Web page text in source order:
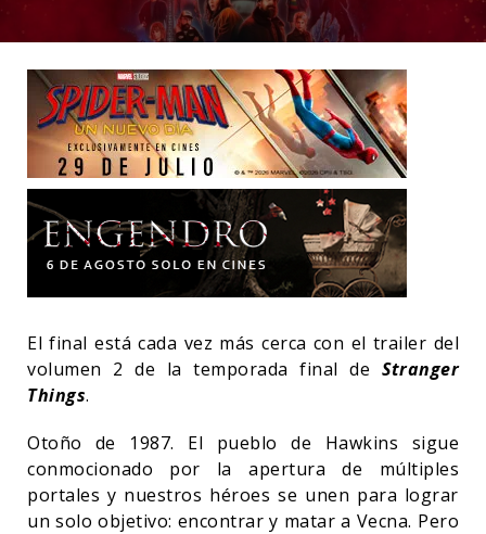
El final está cada vez más cerca con el trailer del
volumen 2 de la temporada final de Stranger
Things.
Otoño de 1987. El pueblo de Hawkins sigue
conmocionado por la apertura de múltiples
portales y nuestros héroes se unen para lograr
un solo objetivo: encontrar y matar a Vecna. Pero